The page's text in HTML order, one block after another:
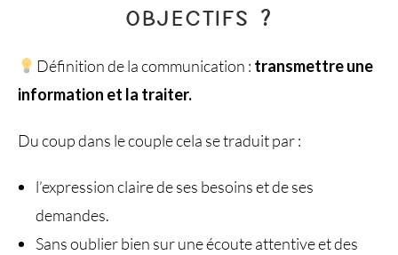
OBJECTIFS ?
Définition de la communication : transmettre une
information et la traiter.
Du coup dans le couple cela se traduit par :
l’expression claire de ses besoins et de ses
demandes.
Sans oublier bien sur une écoute attentive et des